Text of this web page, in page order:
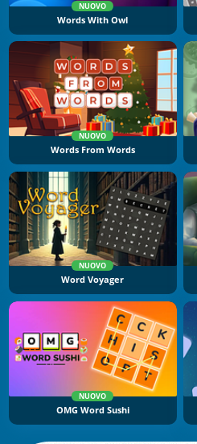
NUOVO
Words With Owl
NUOVO
Words From Words
NUOVO
Word Voyager
NUOVO
OMG Word Sushi